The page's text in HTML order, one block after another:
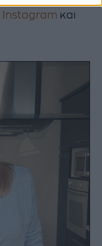
Instagram και